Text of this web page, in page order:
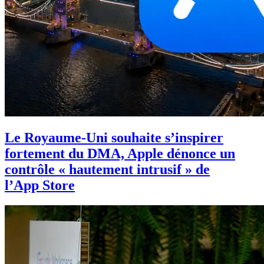
Le Royaume-Uni souhaite s’inspirer
fortement du DMA, Apple dénonce un
contrôle « hautement intrusif » de
l’App Store